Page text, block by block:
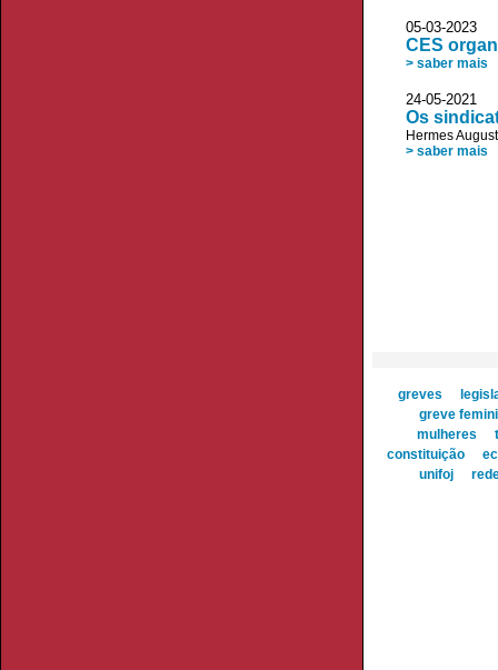
05-03-2023
CES
> saber mais
24-05-
Os
Hermes
> saber mais
greves
greve
mulheres
constituição
unifoj